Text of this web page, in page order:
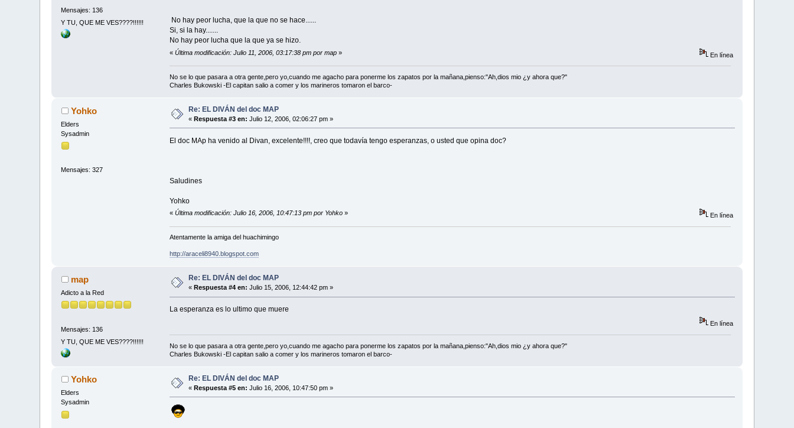
Mensajes: 136
Y TU, QUE ME VES????!!!!!!
No hay peor lucha, que la que no se hace......
Si, si la hay.......
No hay peor lucha que la que ya se hizo.
« Última modificación: Julio 11, 2006, 03:17:38 pm por map» En línea
No se lo que pasara a otra gente,pero yo,cuando me agacho para ponerme los zapatos por la mañana,pienso:"Ah,dios mio ¿y ahora que?"
Charles Bukowski -El capitan salio a comer y los marineros tomaron el barco-
Yohko
Elders
Sysadmin
Mensajes: 327
Re: EL DIVÁN del doc MAP
«Respuesta #3 en: Julio 12, 2006, 02:06:27 pm »
El doc MAp ha venido al Divan, excelente!!!!, creo que todavía tengo esperanzas, o usted que opina doc?
Saludines
Yohko
« Última modificación: Julio 16, 2006, 10:47:13 pm por Yohko» En línea
Atentamente la amiga del huachimingo
http://araceli8940.blogspot.com
map
Adicto a la Red
Mensajes: 136
Y TU, QUE ME VES????!!!!!!
Re: EL DIVÁN del doc MAP
«Respuesta #4 en: Julio 15, 2006, 12:44:42 pm »
La esperanza es lo ultimo que muere
En línea
No se lo que pasara a otra gente,pero yo,cuando me agacho para ponerme los zapatos por la mañana,pienso:"Ah,dios mio ¿y ahora que?"
Charles Bukowski -El capitan salio a comer y los marineros tomaron el barco-
Yohko
Elders
Sysadmin
Re: EL DIVÁN del doc MAP
«Respuesta #5 en: Julio 16, 2006, 10:47:50 pm »